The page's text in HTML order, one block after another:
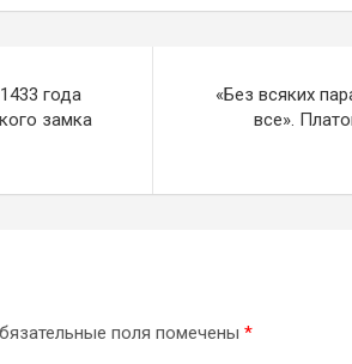
года
замка
«Без всяких
все».
поля помечены *